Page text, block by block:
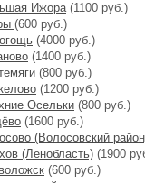
Ижора(1100 руб.)
(600 руб.)
(4000 руб.)
(1400 руб.)
(800 руб.)
(1200 руб.)
Осельки (800 руб.)
(1600 руб.)
(Волосовский
(Ленобласть) (1900
(600 руб.)